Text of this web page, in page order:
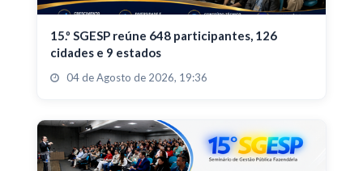
15.º SGESP reúne 648 participantes, 126
cidades e 9 estados
04 de Agosto de 2026, 19:36